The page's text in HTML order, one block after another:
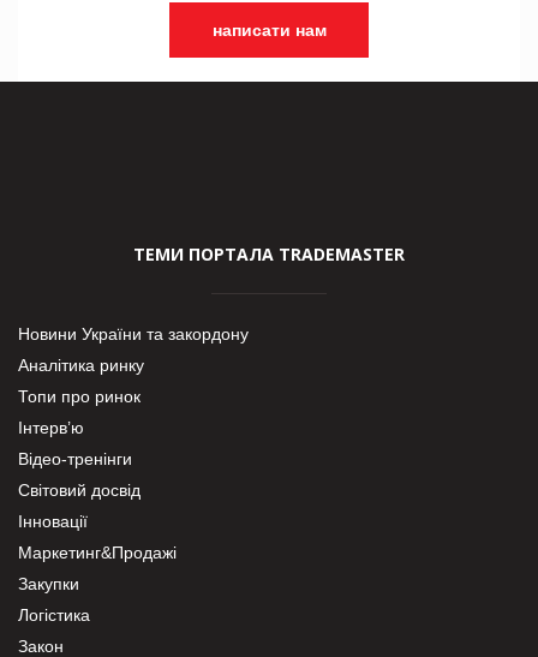
написати нам
ТЕМИ ПОРТАЛА TRADEMASTER
Новини України та закордону
Аналітика ринку
Топи про ринок
Інтерв’ю
Відео-тренінги
Світовий досвід
Інновації
Маркетинг&Продажі
Закупки
Логістика
Закон